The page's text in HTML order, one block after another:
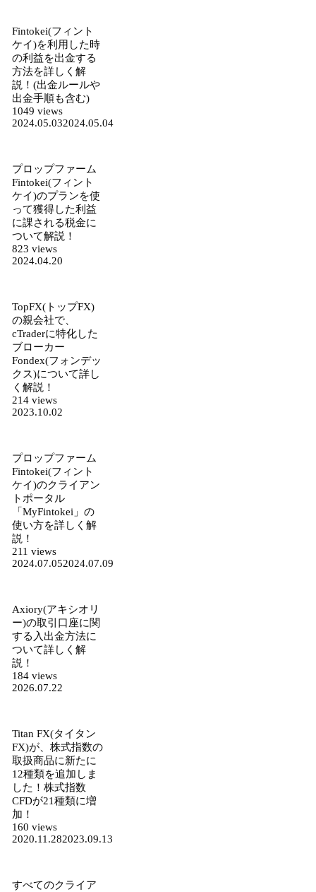
Fintokei(フィント
ケイ)を利用した時
の利益を出金する
方法を詳しく解
説！(出金ルールや
出金手順も含む)
1049 views
2024.05.032024.05.04
プロップファーム
Fintokei(フィント
ケイ)のプランを使
って獲得した利益
に課される税金に
ついて解説！
823 views
2024.04.20
TopFX(トップFX)
の親会社で、
cTraderに特化した
ブローカー
Fondex(フォンデッ
クス)について詳し
く解説！
214 views
2023.10.02
プロップファーム
Fintokei(フィント
ケイ)のクライアン
トポータル
「MyFintokei」の
使い方を詳しく解
説！
211 views
2024.07.052024.07.09
Axiory(アキシオリ
ー)の取引口座に関
する入出金方法に
ついて詳しく解
説！
184 views
2026.07.22
Titan FX(タイタン
FX)が、株式指数の
取扱商品に新たに
12種類を追加しま
した！株式指数
CFDが21種類に増
加！
160 views
2020.11.282023.09.13
すべてのクライア